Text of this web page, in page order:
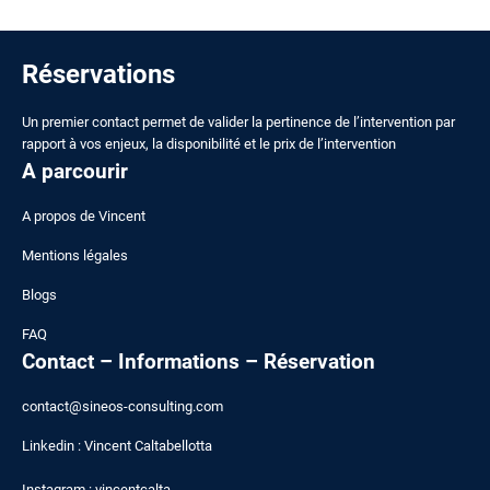
Réservations
Un premier contact permet de valider la pertinence de l’intervention par
rapport à vos enjeux, la disponibilité et le prix de l’intervention
A parcourir
Apropos de Vincent
Mentions légales
Blogs
FAQ
Contact – Informations – Réservation
contact@sineos-consulting.com
Linkedin : Vincent Caltabellotta